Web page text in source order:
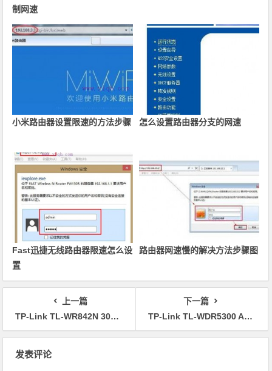
制网速
小米路由器设置限速的方法步骤 怎么设置路由器分支的网速
Fast迅捷无线路由器限速怎么设
置
路由器网速慢的解决方法步骤图
上一篇
TP-Link TL-WR842N 300M无线路由器设置
下一篇
TP-Link TL-WDR5300 AC750双频无线路由器设置
发表评论